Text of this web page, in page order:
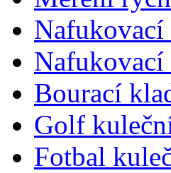
Nafukovací
Nafukovací
Bourací
Golf
Fotbal